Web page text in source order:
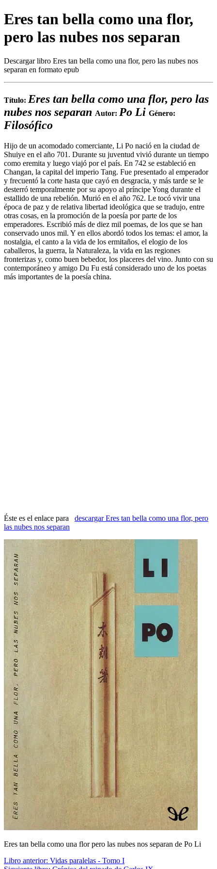
Eres tan bella como una flor,
pero las nubes nos separan
Descargar libro Eres tan bella como una flor, pero las nubes nos
separan en formato epub
Título: Eres tan bella como una flor, pero las
nubes nos separan Autor: Po Li Género:
Filosófico
Hijo de un acomodado comerciante, Li Po nació en la ciudad de
Shuiye en el año 701. Durante su juventud vivió durante un tiempo
como eremita y luego viajó por el país. En 742 se estableció en
Changan, la capital del imperio Tang. Fue presentado al emperador
y frecuentó la corte hasta que cayó en desgracia, y más tarde se le
desterró temporalmente por su apoyo al príncipe Yong durante el
estallido de una rebelión. Murió en el año 762. Le tocó vivir una
época de paz y de relativa libertad ideológica que se tradujo, entre
otras cosas, en la promoción de la poesía por parte de los
emperadores. Escribió más de diez mil poemas, de los que se han
conservado unos mil. Y en ellos abordó todos los temas: el amor, la
nostalgia, el canto a la vida de los ermitaños, el elogio de los
caballeros, la guerra, la Naturaleza, la vida en las regiones
fronterizas y, como buen bebedor, los placeres del vino. Junto con su
contemporáneo y amigo Du Fu está considerado uno de los poetas
más importantes de la poesía china.
Éste es el enlace para descargar Eres tan bella como una flor, pero
las nubes nos separan
Eres tan bella como una flor pero las nubes nos separan de Po Li
Libro anterior: Vidas paralelas - Tomo I